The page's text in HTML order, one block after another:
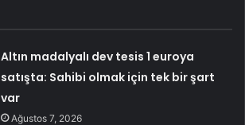
Altın madalyalı dev tesis 1 euroya
satışta: Sahibi olmak için tek bir şart
var
Ağustos 7, 2026